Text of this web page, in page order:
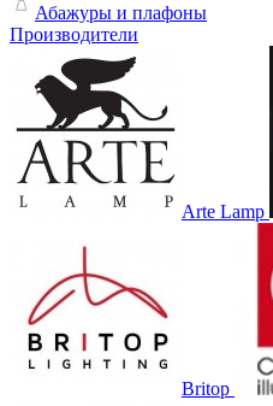
Абажуры и плафоны
Производители
Arte Lamp
Britop